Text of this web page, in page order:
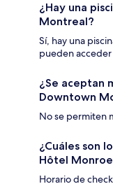
¿Hay una
Montreal?
Sí, hay una
pueden acceder
¿Se aceptan
Downtown
No se permiten
¿Cuáles son
Hôtel
Horario de